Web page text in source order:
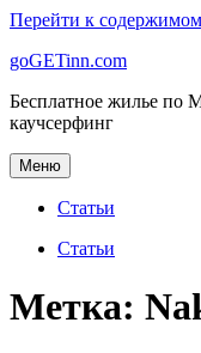
Перейти к
goGETinn.com
Бесплатное жилье по
каучсерфинг
Меню
Статьи
Статьи
Метка: